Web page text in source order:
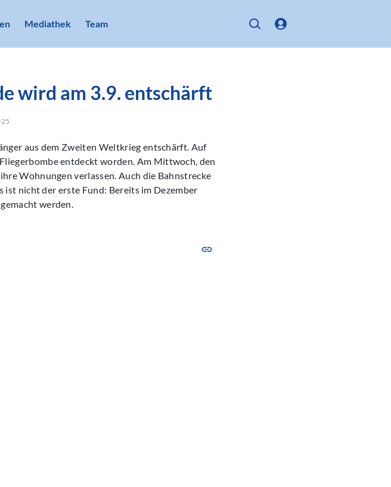
Mediathek Team
wird am 3.9. entschärft
aus dem Zweiten Weltkrieg entschärft. Auf
entdeckt worden. Am Mittwoch, den
Wohnungen verlassen. Auch die Bahnstrecke
nicht der erste Fund: Bereits im Dezember
werden.